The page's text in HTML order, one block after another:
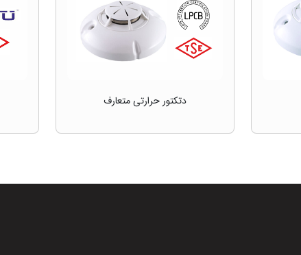
دتکتور حرارتی متعارف